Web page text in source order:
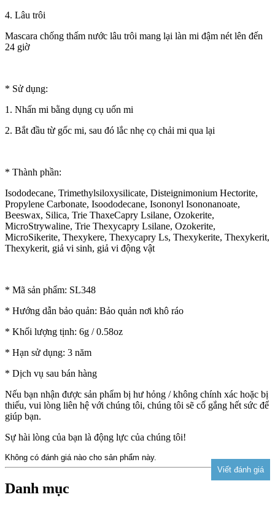
4. Lâu trôi
Mascara chống thấm nước lâu trôi mang lại làn mi đậm nét lên đến
24 giờ
* Sử dụng:
1. Nhấn mi bằng dụng cụ uốn mi
2. Bắt đầu từ gốc mi, sau đó lắc nhẹ cọ chải mi qua lại
* Thành phần:
Isododecane, Trimethylsiloxysilicate, Disteignimonium Hectorite,
Propylene Carbonate, Isoododecane, Isononyl Isononanoate,
Beeswax, Silica, Trie ThaxeCapry Lsilane, Ozokerite,
MicroStrywaline, Trie Thexycapry Lsilane, Ozokerite,
MicroSikerite, Thexykere, Thexycapry Ls, Thexykerite, Thexykerit,
Thexykerit, giả vi sinh, giả vi động vật
* Mã sản phẩm: SL348
* Hướng dẫn bảo quản: Bảo quản nơi khô ráo
* Khối lượng tịnh: 6g / 0.58oz
* Hạn sử dụng: 3 năm
* Dịch vụ sau bán hàng
Nếu bạn nhận được sản phẩm bị hư hỏng / không chính xác hoặc bị
thiếu, vui lòng liên hệ với chúng tôi, chúng tôi sẽ cố gắng hết sức để
giúp bạn.
Sự hài lòng của bạn là động lực của chúng tôi!
Không có đánh giá nào cho sản phẩm này.
Danh mục